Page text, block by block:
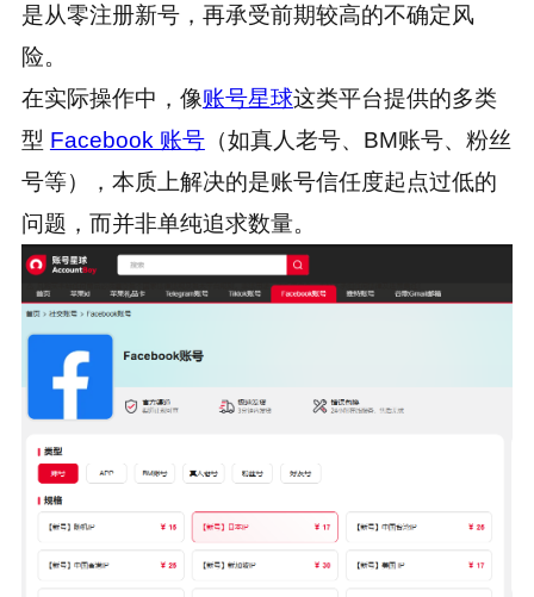
是从零注册新号，再承受前期较高的不确定风
险。
在实际操作中，像账号星球这类平台提供的多类
型 Facebook 账号（如真人老号、BM账号、粉丝
号等），本质上解决的是账号信任度起点过低的
问题，而并非单纯追求数量。